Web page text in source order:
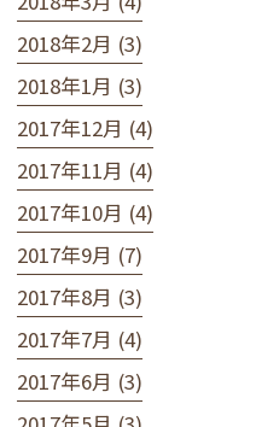
2018年2月 (3)
2018年1月 (3)
2017年12月 (4)
2017年11月 (4)
2017年10月 (4)
2017年9月 (7)
2017年8月 (3)
2017年7月 (4)
2017年6月 (3)